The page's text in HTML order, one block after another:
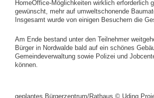
HomeOffice-Möglichkeiten wirklich erforderlich
gewünscht, mehr auf umweltschonende
Insgesamt wurde von einigen Besuchern die
Am Ende bestand unter den Teilnehmer
Bürger in Nordwalde bald auf ein schönes
Gemeindeverwaltung sowie Polizei und
können.
geplantes Bürgerzentrum/Rathaus © Uding